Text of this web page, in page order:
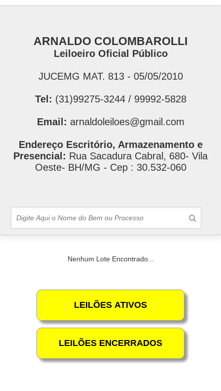
ARNALDO COLOMBAROLLI
Leiloeiro Oficial Público
JUCEMG MAT. 813 - 05/05/2010
Tel: (31)99275-3244 / 99992-5828
Email: arnaldoleiloes@gmail.com
Endereço Escritório, Armazenamento e
Presencial: Rua Sacadura Cabral, 680- Vila
Oeste- BH/MG - Cep : 30.532-060
Nenhum Lote Encontrado...